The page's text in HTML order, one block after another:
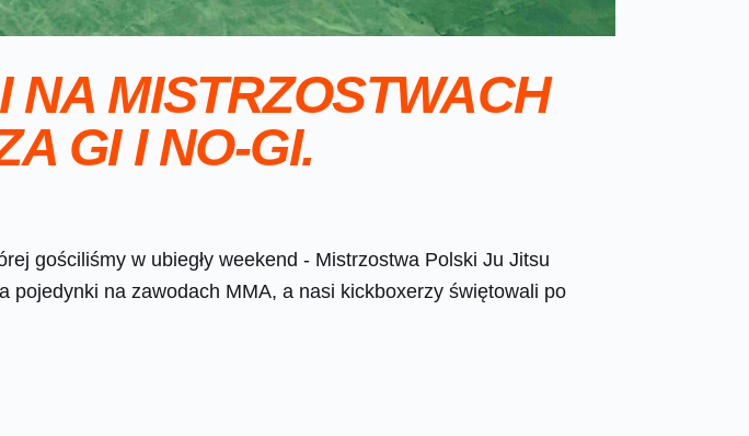
MISTRZOSTWACH
GI I NO-GI.
gościliśmy w ubiegły weekend - Mistrzostwa Polski Ju Jitsu
pojedynki na zawodach MMA, a nasi kickboxerzy świętowali po